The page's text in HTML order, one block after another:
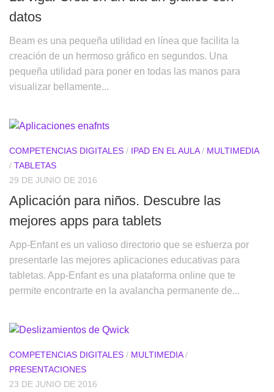
datos
Beam es una pequeña utilidad en línea que facilita la
creación de un hermoso gráfico en segundos. Una
pequeña utilidad para poner en todas las manos para
visualizar bellamente...
COMPETENCIAS DIGITALES / IPAD EN EL AULA/ MULTIMEDIA
/ TABLETAS
29 DE JUNIO DE 2016
Aplicación para niños. Descubre las
mejores apps para tablets
App-Enfant es un valioso directorio que se esfuerza por
presentarle las mejores aplicaciones educativas para
tabletas. App-Enfant es una plataforma online que te
permite encontrarte en la avalancha permanente de...
COMPETENCIAS DIGITALES / MULTIMEDIA/
PRESENTACIONES
23 DE JUNIO DE 2016